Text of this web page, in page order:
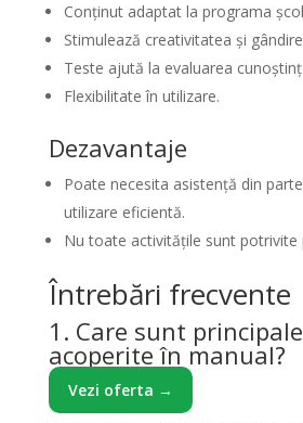
Conținut adaptat la programa
Stimulează creativitatea și
Teste ajută la evaluarea
Flexibilitate în utilizare.
Dezavantaje
Poate necesita asistență din
utilizare eficientă.
Nu toate activitățile sunt potrivite
Întrebări frecvente
1. Care sunt
acoperite în manual?
Vezi oferta →